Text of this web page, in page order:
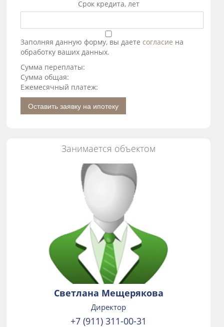
Срок кредита, лет
Заполняя данную форму, вы даете согласие на
обработку ваших данных.
Сумма переплаты:
Сумма общая:
Ежемесячный платеж:
Оставить заявку на ипотеку
Занимается объектом
Светлана Мещерякова
Директор
+7 (911) 311-00-31